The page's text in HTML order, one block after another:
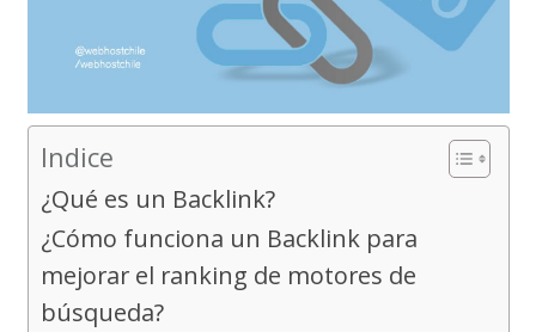
Indice
¿Qué es un Backlink?
¿Cómo funciona un Backlink para
mejorar el ranking de motores de
búsqueda?